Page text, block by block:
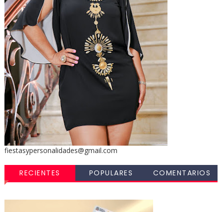
fiestasypersonalidades@gmail.com
RECIENTES POPULARES COMENTARIOS